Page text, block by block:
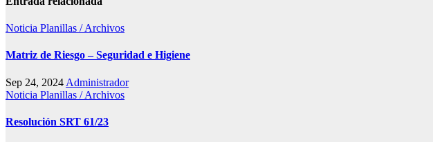
Noticia Planillas / Archivos
Matriz de Riesgo – Seguridad e Higiene
Sep 24, 2024 Administrador
Noticia Planillas / Archivos
Resolución SRT 61/23